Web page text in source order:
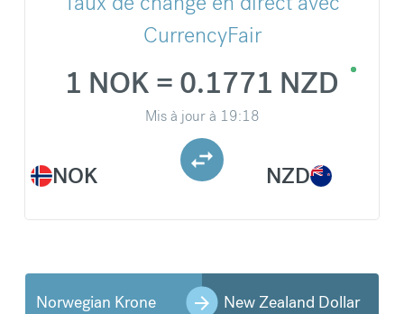
CurrencyFair
NOK
1 NOK = 0.1771 NZD
Mis à jour à 19:18
NZD
Norwegian Krone New Zealand Dollar